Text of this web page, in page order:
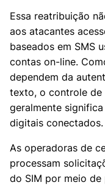
Essa reatribuição
aos atacantes
baseados em SMS
contas on-line.
dependem da
texto, o controle de
geralmente
digitais conectados.
As operadoras de
processam
do SIM por meio